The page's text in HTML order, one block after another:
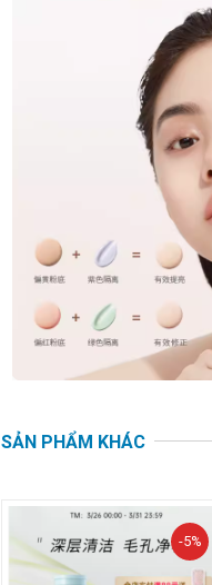
SẢN PHẨM KHÁC
-5%